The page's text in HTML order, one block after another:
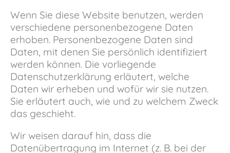
Wenn Sie diese Website benutzen, werden
verschiedene personenbezogene Daten
erhoben. Personenbezogene Daten sind
Daten, mit denen Sie persönlich identifiziert
werden können. Die vorliegende
Datenschutzerklärung erläutert, welche
Daten wir erheben und wofür wir sie nutzen.
Sie erläutert auch, wie und zu welchem Zweck
das geschieht.
Wir weisen darauf hin, dass die
Datenübertragung im Internet (z. B. bei der